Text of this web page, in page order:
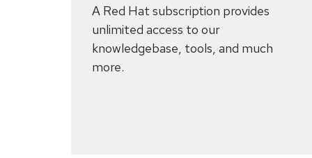
A Red Hat subscription provides
unlimited access to our
knowledgebase, tools, and much
more.